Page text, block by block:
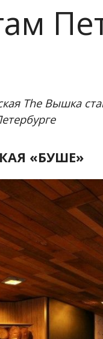
The Вышка
«БУШЕ»